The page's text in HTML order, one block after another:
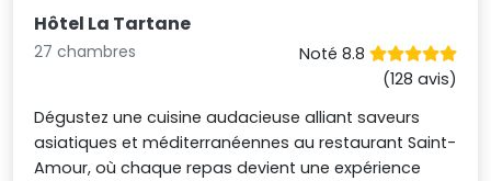
Hôtel La Tartane
27 chambres
Noté 8.8
(128 avis)
Dégustez une cuisine audacieuse alliant saveurs
asiatiques et méditerranéennes au restaurant Saint-
Amour, où chaque repas devient une expérience